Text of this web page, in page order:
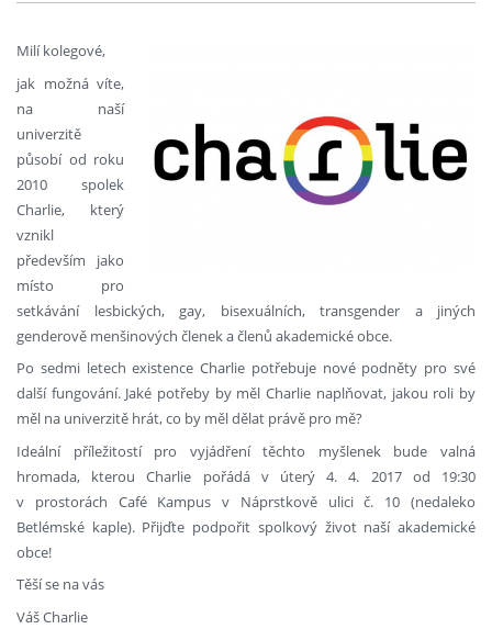
Milí kolegové,
jak možná víte,
na naší
univerzitě
působí od roku
2010 spolek
Charlie, který
vznikl
především jako
místo pro
setkávání lesbických, gay, bisexuálních, transgender a jiných
genderově menšinových členek a členů akademické obce.
Po sedmi letech existence Charlie potřebuje nové podněty pro své
další fungování. Jaké potřeby by měl Charlie naplňovat, jakou roli by
měl na univerzitě hrát, co by měl dělat právě pro mě?
Ideální příležitostí pro vyjádření těchto myšlenek bude valná
hromada, kterou Charlie pořádá v úterý 4. 4. 2017 od 19:30
v prostorách Café Kampus v Náprstkově ulici č. 10 (nedaleko
Betlémské kaple). Přijďte podpořit spolkový život naší akademické
obce!
Těší se na vás
Váš Charlie